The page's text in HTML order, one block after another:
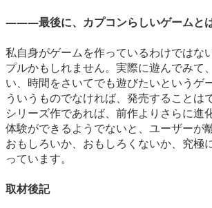
―――最後に、カプコンらしいゲームと
私自身がゲームを作っているわけではな
プルかもしれません。実際に遊んでみて
い、時間をさいてでも遊びたいというゲ
ういうものでなければ、発売することは
シリーズ作であれば、前作よりさらに進
体験ができるようでないと、ユーザーが
おもしろいか、おもしろくないか、究極
っています。
取材後記